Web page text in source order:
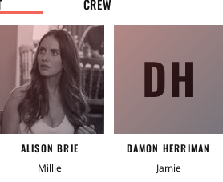
(USA)
CREW
ALISON BRIE
Millie
DH
DAMON HERRIMAN
Jamie